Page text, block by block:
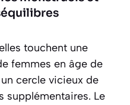
touchent une
femmes en âge de
cercle vicieux de
supplémentaires. Le